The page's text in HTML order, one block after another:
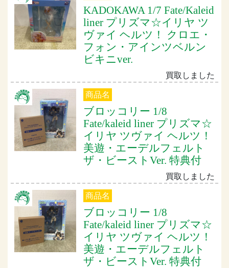
KADOKAWA 1/7 Fate/Kaleid
liner プリズマ☆イリヤ ツ
ヴァイ ヘルツ！ クロエ・
フォン・アインツベルン
ビキニver.
買取しました
商品名
ブロッコリー 1/8
Fate/kaleid liner プリズマ☆
イリヤ ツヴァイ ヘルツ！
美遊・エーデルフェルト
ザ・ビーストVer. 特典付
買取しました
商品名
ブロッコリー 1/8
Fate/kaleid liner プリズマ☆
イリヤ ツヴァイ ヘルツ！
美遊・エーデルフェルト
ザ・ビーストVer. 特典付